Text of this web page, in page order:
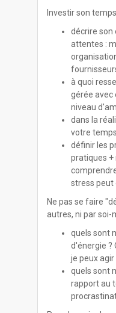
Investir son
décrire son
attentes :
à quoi
gérée avec
niveau
dans la
votre
définir les
pratiques
stress peut
Ne pas se faire
autres, ni par soi-
quels sont
d'énergie ?
je peux
quels sont
rapport au